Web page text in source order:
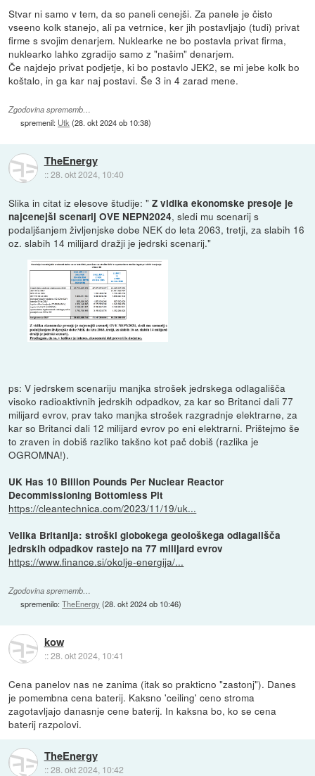
Stvar ni samo v tem, da so paneli cenejši. Za panele je čisto
vseeno kolk stanejo, ali pa vetrnice, ker jih postavljajo (tudi) privat
firme s svojim denarjem. Nuklearke ne bo postavla privat firma,
nuklearko lahko zgradijo samo z "našim" denarjem.
Če najdejo privat podjetje, ki bo postavlo JEK2, se mi jebe kolk bo
koštalo, in ga kar naj postavi. Še 3 in 4 zarad mene.
Zgodovina sprememb…
spremenil: Utk (28. okt 2024 ob 10:38)
TheEnergy
::28. okt 2024, 10:40
Slika in citat iz elesove študije: " Z vidika ekonomske presoje je
najcenejši scenarij OVE NEPN2024, sledi mu scenarij s
podaljšanjem življenjske dobe NEK do leta 2063, tretji, za slabih 16
oz. slabih 14 milijard dražji je jedrski scenarij."
ps: V jedrskem scenariju manjka strošek jedrskega odlagališča
visoko radioaktivnih jedrskih odpadkov, za kar so Britanci dali 77
milijard evrov, prav tako manjka strošek razgradnje elektrarne, za
kar so Britanci dali 12 milijard evrov po eni elektrarni. Prištejmo še
to zraven in dobiš razliko takšno kot pač dobiš (razlika je
OGROMNA!).
UK Has 10 Billion Pounds Per Nuclear Reactor
Decommissioning Bottomless Pit
https://cleantechnica.com/2023/11/19/uk...
Velika Britanija: stroški globokega geološkega odlagališča
jedrskih odpadkov rastejo na 77 milijard evrov
https://www.finance.si/okolje-energija/...
Zgodovina sprememb…
spremenilo:TheEnergy (28. okt 2024 ob 10:46)
kow
::28. okt 2024, 10:41
Cena panelov nas ne zanima (itak so prakticno "zastonj"). Danes
je pomembna cena baterij. Kaksno 'ceiling' ceno stroma
zagotavljajo danasnje cene baterij. In kaksna bo, ko se cena
baterij razpolovi.
TheEnergy
::28. okt 2024, 10:42